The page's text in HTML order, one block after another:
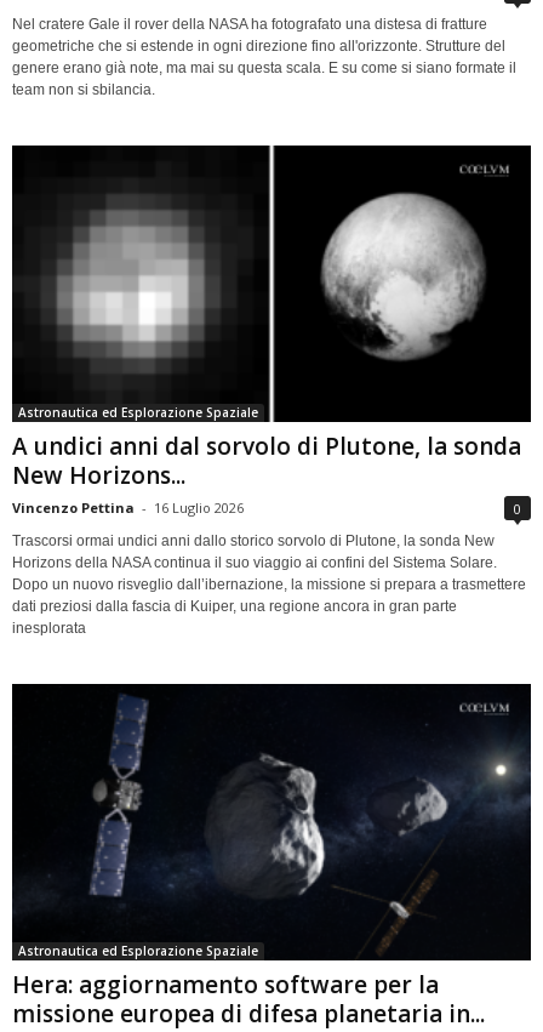
Nel cratere Gale il rover della NASA ha fotografato una distesa di fratture
geometriche che si estende in ogni direzione fino all'orizzonte. Strutture del
genere erano già note, ma mai su questa scala. E su come si siano formate il
team non si sbilancia.
Astronautica ed Esplorazione Spaziale
A undici anni dal sorvolo di Plutone, la sonda
New Horizons...
Vincenzo Pettina - 16 Luglio 2026 0
Trascorsi ormai undici anni dallo storico sorvolo di Plutone, la sonda New
Horizons della NASA continua il suo viaggio ai confini del Sistema Solare.
Dopo un nuovo risveglio dall’ibernazione, la missione si prepara a trasmettere
dati preziosi dalla fascia di Kuiper, una regione ancora in gran parte
inesplorata
Astronautica ed Esplorazione Spaziale
Hera: aggiornamento software per la
missione europea di difesa planetaria in...